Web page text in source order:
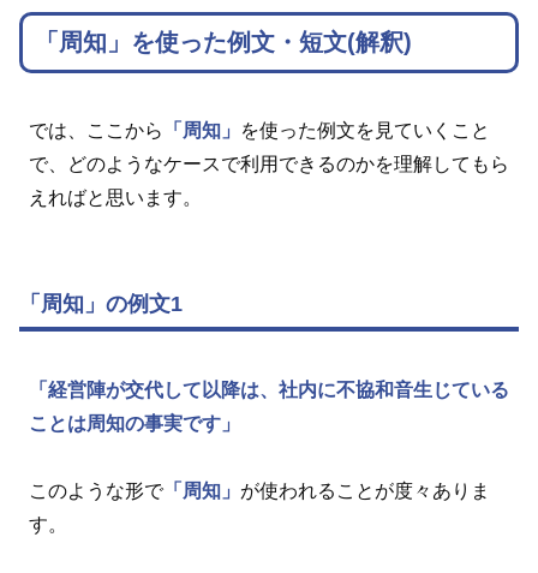
「周知」を使った例文・短文(解釈)
では、ここから 「周知」
を使った例文を見ていくこと
で、どのようなケースで利用できるのかを理解してもら
えればと思います。
「周知」の例文1
「経営陣が交代して以降は、社内に不協和音生じている
ことは周知の事実です」
このような形で「周知」 が使われることが度々ありま
す。